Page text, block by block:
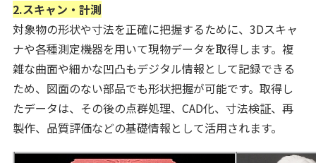
2.スキャン・計測
対象物の形状や寸法を正確に把握するために、3Dスキャ
ナや各種測定機器を用いて現物データを取得します。複
雑な曲面や細かな凹凸もデジタル情報として記録できる
ため、図面のない部品でも形状把握が可能です。取得し
たデータは、その後の点群処理、CAD化、寸法検証、再
製作、品質評価などの基礎情報として活用されます。